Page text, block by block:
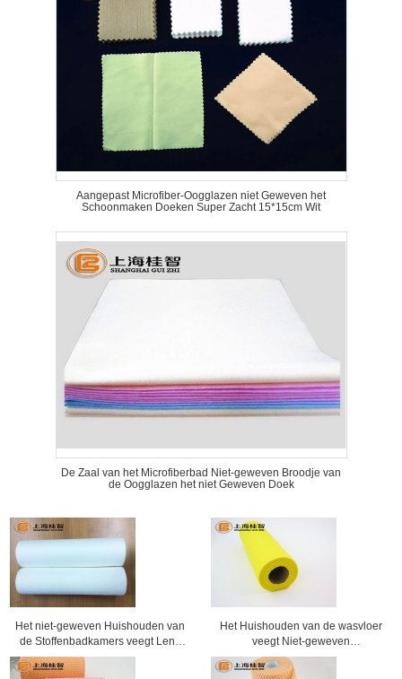
Aangepast Microfiber-Oogglazen niet Geweven het
Schoonmaken Doeken Super Zacht 15*15cm Wit
De Zaal van het Microfiberbad Niet-geweven Broodje van
de Oogglazen het niet Geweven Doek
Het niet-geweven Huishouden van
de Stoffenbadkamers veegt Lens
Schoonmakende Doek af
Het Huishouden van de wasvloer
veegt Niet-geweven
Schoonmakende Doek met
Vensterdoos af